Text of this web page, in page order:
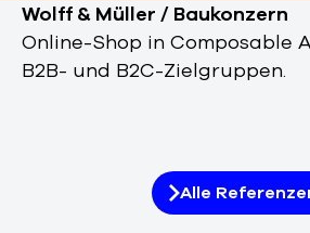
Wolff & Müller / Baukonzern
Online-Shop in Composable
B2B- und B2C-Zielgruppen.
Alle